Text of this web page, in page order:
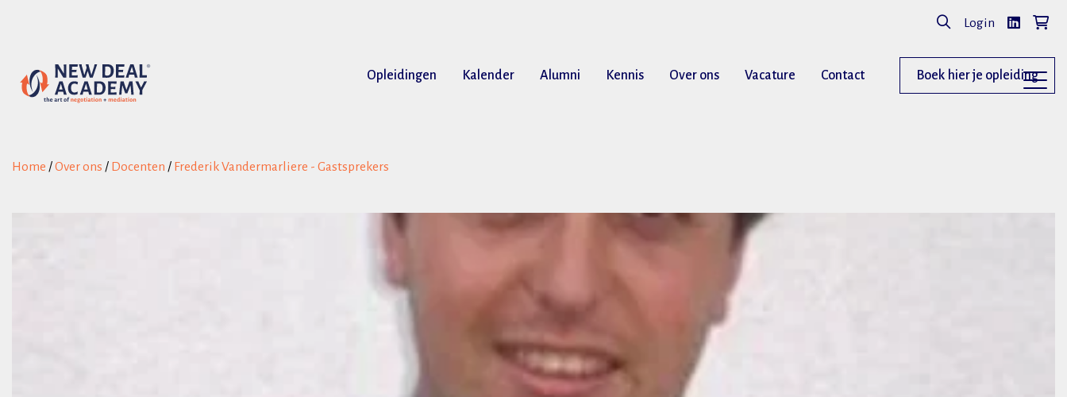
Login
Opleidingen Kalender Alumni Kennis Over ons Vacature Contact Boek hier je opleiding
Home /Over ons / Docenten / Frederik Vandermarliere - Gastsprekers